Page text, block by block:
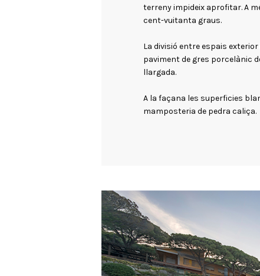
terreny impideix aprofitar. A
cent-vuitanta graus.
La divisió entre espais
paviment de gres porcelànic
llargada.
A la façana les superficies
mamposteria de pedra caliça.